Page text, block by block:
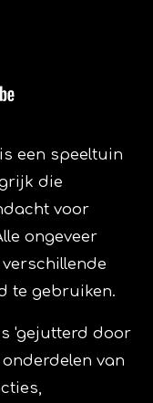
, is een speeltuin
die
voor
ongeveer
te gebruiken.
'gejutterd door
van